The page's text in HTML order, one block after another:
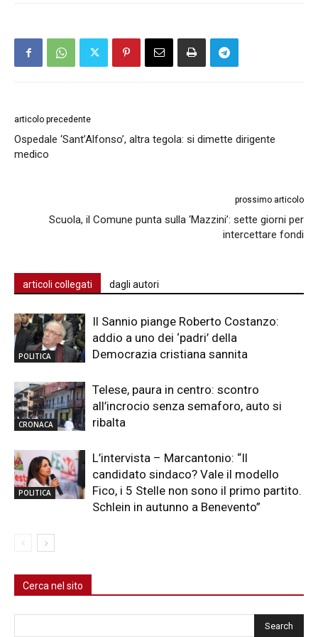
articolo precedente
Ospedale ‘Sant’Alfonso’, altra tegola: si dimette dirigente
medico
prossimo articolo
Scuola, il Comune punta sulla ‘Mazzini’: sette giorni per
intercettare fondi
articoli collegati dagli autori
POLITICA
Il Sannio piange Roberto Costanzo:
addio a uno dei ‘padri’ della
Democrazia cristiana sannita
CRONACA
Telese, paura in centro: scontro
all’incrocio senza semaforo, auto si
ribalta
POLITICA
L’intervista – Marcantonio: “Il
candidato sindaco? Vale il modello
Fico, i 5 Stelle non sono il primo partito.
Schlein in autunno a Benevento”
Cerca nel sito